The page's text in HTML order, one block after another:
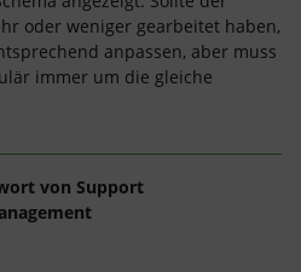
oder weniger gearbeitet haben,
anpassen, aber muss
immer um die gleiche
von Support